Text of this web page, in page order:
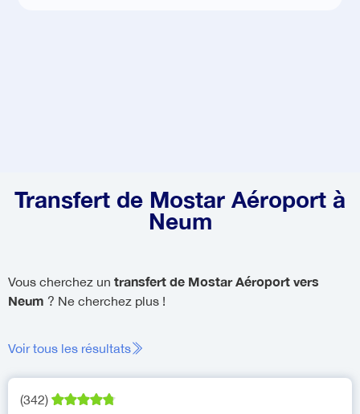
Transfert de Mostar Aéroport à
Neum
Vous cherchez un transfert de Mostar Aéroport vers
Neum ? Ne cherchez plus !
Voir tous les résultats
(342)